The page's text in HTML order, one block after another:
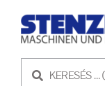
HASZNÁLT